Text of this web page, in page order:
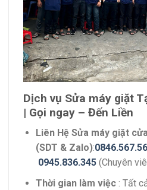
Dịch vụ Sửa máy giặt
| Gọi ngay – Đến Liền
Liên Hệ Sửa máy giặt
(SDT & Zalo):
0945.836.345(Chuyên
Thời gian làm việc: Tất